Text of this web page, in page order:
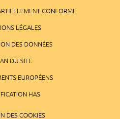
CONFORME
LÉGALES
DES DONNÉES
DU SITE
EUROPÉENS
HAS
DES COOKIES